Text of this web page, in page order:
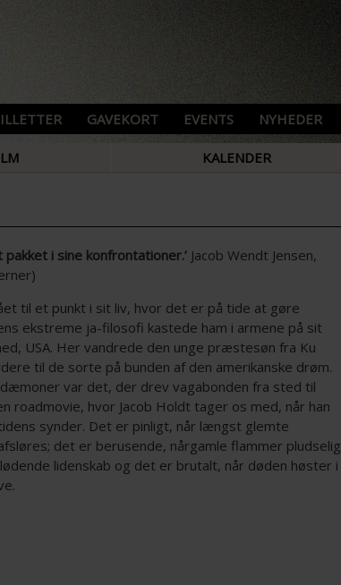
GAVEKORT EVENTS NYHEDER
KALENDER
i sine konfrontationer.’ Jacob Wendt Jensen,
til et punkt i sit liv, hvor det er på tide at gøre
ekstreme ja-filosofi kastede ham i armene på sit
USA. Her vandrede den unge præstesøn fra Ku
til de sorte på bunden af den amerikanske drøm.
dæmoner var det, der drev vagabonden fra sted til
roadmovie, hvor Jacob Holdt tager os med, når han
synder. Det er pinligt, når længst glemte
det er berusende, nårgamle flammer pludselig
lidenskab og det er brutalt, når døden høster i